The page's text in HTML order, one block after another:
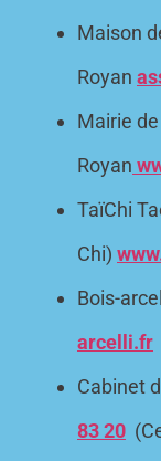
Maison
Royan
Mairie
Royan
TaïChi
Chi)
Bois-
arcelli.fr
Cabinet
83 20